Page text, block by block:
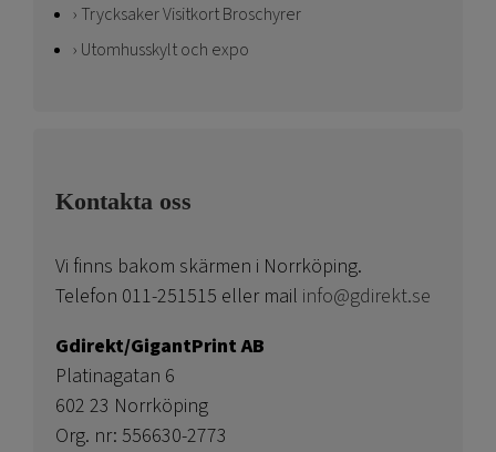
Trycksaker Visitkort Broschyrer
Utomhusskylt och expo
Kontakta oss
Vi finns bakom skärmen i Norrköping.
Telefon 011-251515 eller mail info@gdirekt.se
Gdirekt/GigantPrint AB
Platinagatan 6
602 23 Norrköping
Org. nr: 556630-2773